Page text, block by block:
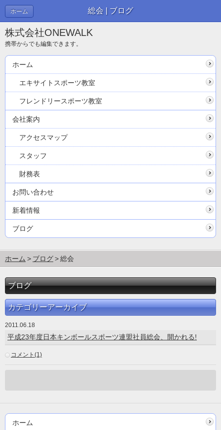
総会 | ブログ
ホーム
株式会社ONEWALK
携帯からでも編集できます。
ホーム
エキサイトスポーツ教室
フレンドリースポーツ教室
会社案内
アクセスマップ
スタッフ
財務表
お問い合わせ
新着情報
ブログ
ホーム ブログ 総会
ブログ
カテゴリーアーカイブ
2011.06.18
平成23年度日本キンボールスポーツ連盟社員総会、開かれる!
コメント(1)
ホーム